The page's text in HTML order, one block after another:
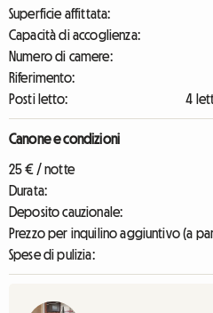
Superficie affittata:
Capacità di accoglienza:
Numero di camere:
Riferimento:
Posti letto:
4
Canone e condizioni
25 € / notte
Durata:
Deposito cauzionale:
Prezzo per inquilino aggiuntivo (a
Spese di pulizia: